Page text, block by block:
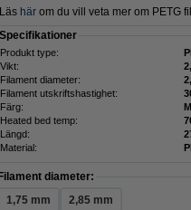
Läs här om du vill veta mer om PETG
Specifikationer
Produkt type:
Vikt:
Filament diameter:
Filament utskriftshastighet:
Färg:
Heated bed temp:
Längd:
Material:
Filament diameter:
1,75 mm
2,85 mm